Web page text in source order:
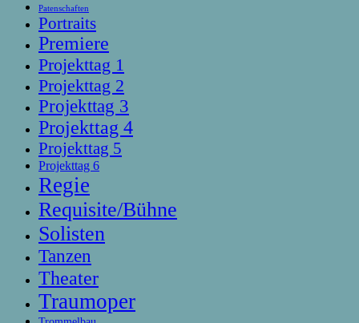
Patenschaften
Portraits
Premiere
Projekttag 1
Projekttag 2
Projekttag 3
Projekttag 4
Projekttag 5
Projekttag 6
Regie
Requisite/Bühne
Solisten
Tanzen
Theater
Traumoper